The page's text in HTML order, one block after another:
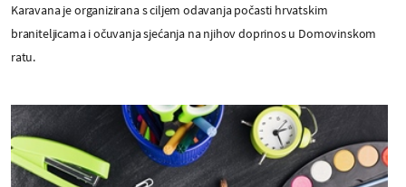
Karavana je organizirana s ciljem odavanja počasti hrvatskim
braniteljicama i očuvanja sjećanja na njihov doprinos u Domovinskom
ratu.